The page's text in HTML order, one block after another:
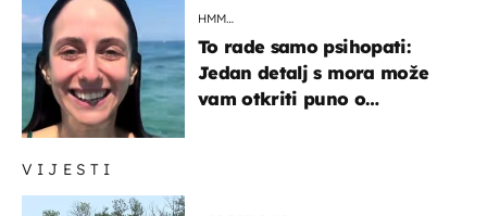
VIJESTI
HMM…
To rade samo psihopati:
Jedan detalj s mora može
vam otkriti puno o